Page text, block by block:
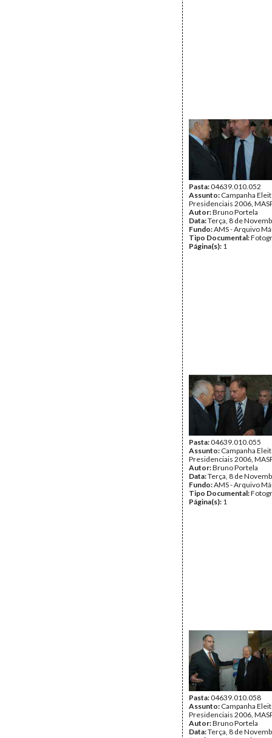
Pasta:04639.010.052
Assunto: Campanha
Presidenciais 2006,
Autor:Bruno Portela
Data:Terça, 8 de
Fundo:AMS - Arquivo
Tipo Documental:
Página(s): 1
Pasta:04639.010.055
Assunto: Campanha
Presidenciais 2006,
Autor:Bruno Portela
Data:Terça, 8 de
Fundo:AMS - Arquivo
Tipo Documental:
Página(s): 1
Pasta:04639.010.058
Assunto: Campanha
Presidenciais 2006,
Autor:Bruno Portela
Data:Terça, 8 de